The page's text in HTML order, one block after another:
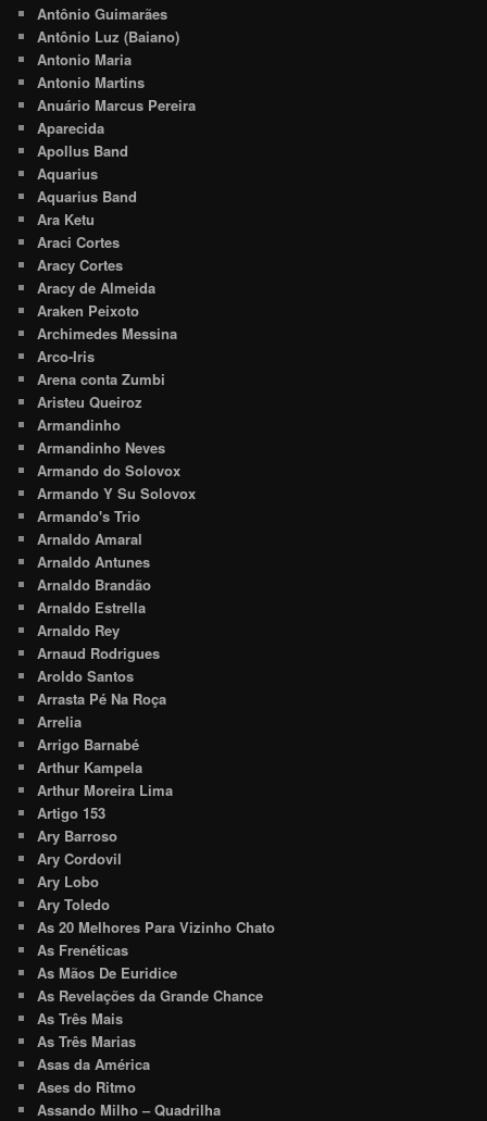
Antônio Guimarães
Antônio Luz (Baiano)
Antonio Maria
Antonio Martins
Anuário Marcus Pereira
Aparecida
Apollus Band
Aquarius
Aquarius Band
Ara Ketu
Araci Cortes
Aracy Cortes
Aracy de Almeida
Araken Peixoto
Archimedes Messina
Arco-Iris
Arena conta Zumbi
Aristeu Queiroz
Armandinho
Armandinho Neves
Armando do Solovox
Armando Y Su Solovox
Armando's Trio
Arnaldo Amaral
Arnaldo Antunes
Arnaldo Brandão
Arnaldo Estrella
Arnaldo Rey
Arnaud Rodrigues
Aroldo Santos
Arrasta Pé Na Roça
Arrelia
Arrigo Barnabé
Arthur Kampela
Arthur Moreira Lima
Artigo 153
Ary Barroso
Ary Cordovil
Ary Lobo
Ary Toledo
As 20 Melhores Para Vizinho Chato
As Frenéticas
As Mãos De Euridice
As Revelações da Grande Chance
As Três Mais
As Três Marias
Asas da América
Ases do Ritmo
Assando Milho – Quadrilha